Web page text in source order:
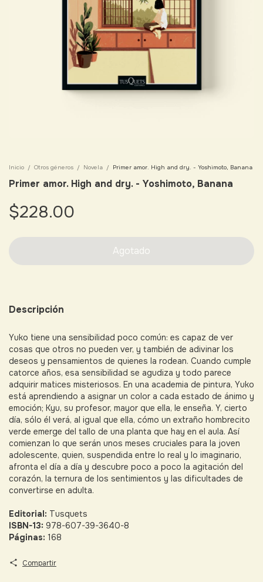
Inicio / Otros géneros / Novela / Primer amor. High and dry. - Yoshimoto, Banana
Primer amor. High and dry. - Yoshimoto, Banana
$228.00
Descripción
Yuko tiene una sensibilidad poco común: es capaz de ver
cosas que otros no pueden ver, y también de adivinar los
deseos y pensamientos de quienes la rodean. Cuando cumple
catorce años, esa sensibilidad se agudiza y todo parece
adquirir matices misteriosos. En una academia de pintura, Yuko
está aprendiendo a asignar un color a cada estado de ánimo y
emoción; Kyu, su profesor, mayor que ella, le enseña. Y, cierto
día, sólo él verá, al igual que ella, cómo un extraño hombrecito
verde emerge del tallo de una planta que hay en el aula. Así
comienzan lo que serán unos meses cruciales para la joven
adolescente, quien, suspendida entre lo real y lo imaginario,
afronta el día a día y descubre poco a poco la agitación del
corazón, la ternura de los sentimientos y las dificultades de
convertirse en adulta.
Editorial: Tusquets
ISBN-13: 978-607-39-3640-8
Páginas: 168
Compartir